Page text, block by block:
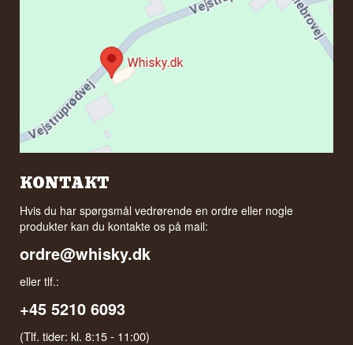
KONTAKT
Hvis du har spørgsmål vedrørende en ordre eller nogle
produkter kan du kontakte os på mail:
ordre@whisky.dk
eller tlf.:
+45 5210 6093
(Tlf. tider: kl. 8:15 - 11:00)